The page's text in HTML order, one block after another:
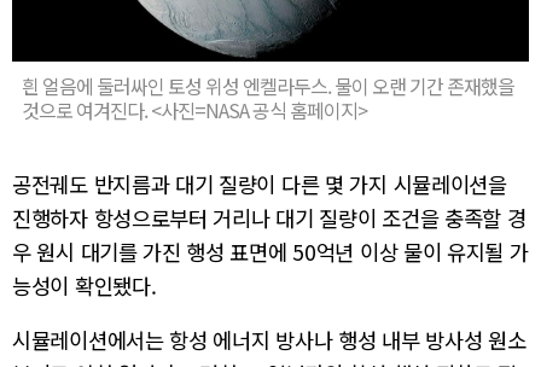
흰 얼음에 둘러싸인 토성 위성 엔켈라두스. 물이 오랜 기간 존재했을
것으로 여겨진다. <사진=NASA 공식 홈페이지>
공전궤도 반지름과 대기 질량이 다른 몇 가지 시뮬레이션을
진행하자 항성으로부터 거리나 대기 질량이 조건을 충족할 경
우 원시 대기를 가진 행성 표면에 50억년 이상 물이 유지될 가
능성이 확인됐다.
시뮬레이션에서는 항성 에너지 방사나 행성 내부 방사성 원소